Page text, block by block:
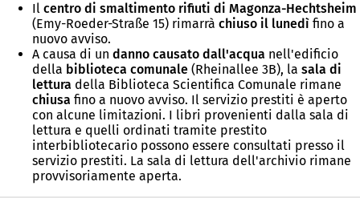
Il centro di smaltimento rifiuti di Magonza-Hechtsheim
(Emy-Roeder-Straße 15) rimarrà chiuso il lunedì fino a
nuovo avviso.
A causa di un danno causato dall'acqua nell'edificio
della biblioteca comunale (Rheinallee 3B), la sala di
lettura della Biblioteca Scientifica Comunale rimane
chiusa fino a nuovo avviso. Il servizio prestiti è aperto
con alcune limitazioni. I libri provenienti dalla sala di
lettura e quelli ordinati tramite prestito
interbibliotecario possono essere consultati presso il
servizio prestiti. La sala di lettura dell'archivio rimane
provvisoriamente aperta.